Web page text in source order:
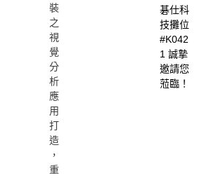
裝
之
視
覺
分
析
應
用
打
造
，
重
碁仕科
技攤位
#K042
1 誠摯
邀請您
蒞臨！